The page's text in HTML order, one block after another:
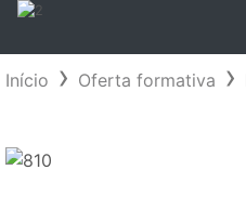
Início Oferta formativa